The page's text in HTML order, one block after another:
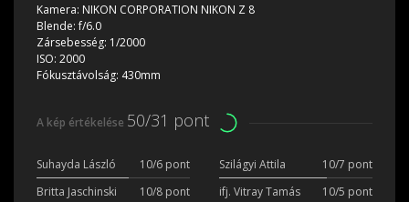
Kamera: NIKON CORPORATION NIKON Z 8
Blende:f/6.0
Zársebesség: 1/2000
ISO: 2000
Fókusztávolság: 430mm
A kép értékelése 50/31 pont
Suhayda László 10/6 pont Szilágyi Attila
10/7 pont
Britta Jaschinski
10/8 pont ifj. Vitray Tamás
10/5 pont